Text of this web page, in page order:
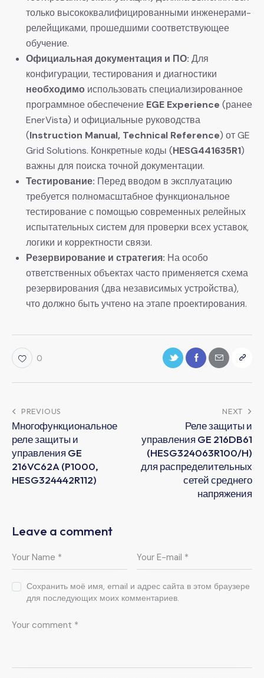
только высококвалифицированными инженерами-
релейщиками, прошедшими соответствующее
обучение.
Официальная документация и ПО: ​ Для
конфигурации, тестирования и диагностики
необходимо ​ использовать специализированное
программное обеспечение EGE Experience ​ (ранее
EnerVista) и официальные руководства
(Instruction Manual, Technical Reference) от GE
Grid Solutions. Конкретные коды (HESG441635R1)
важны для поиска точной документации.
Тестирование: ​ Перед вводом в эксплуатацию
требуется полномасштабное функциональное
тестирование с помощью современных релейных
испытательных систем для проверки всех уставок,
логики и корректности связи.
Резервирование и стратегия: ​ На особо
ответственных объектах часто применяется схема
резервирования (два независимых устройства),
что должно быть учтено на этапе проектирования.
0
PREVIOUS
Многофункциональное
реле защиты и
управления GE
216VC62A (P1000,
HESG324442R112)
NEXT
Реле защиты и
управления GE 216DB61
(HESG324063R100/H)
для распределительных
сетей среднего
напряжения
Leave a comment
Сохранить моё имя, email и адрес сайта в этом браузере
для последующих моих комментариев.